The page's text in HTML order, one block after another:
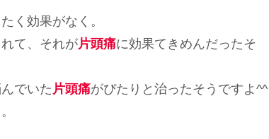
く効果がなく。
て、それが片頭痛に効果てきめんだったそ
でいた 片頭痛がぴたりと治ったそうですよ^^